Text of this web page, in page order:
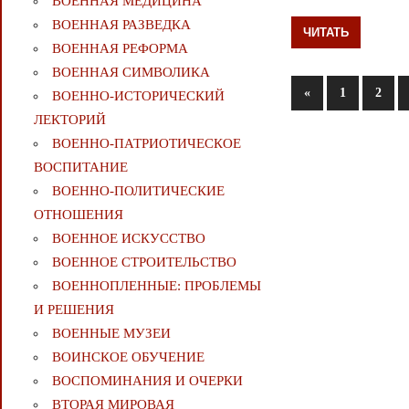
ЧИТАТЬ
«Предыдущие
записи
1 2
ВОЕННАЯ РАЗВЕДКА
ВОЕННАЯ РЕФОРМА
ВОЕННАЯ СИМВОЛИКА
ВОЕННО-ИСТОРИЧЕСКИЙ
ЛЕКТОРИЙ
ВОЕННО-ПАТРИОТИЧЕСКОЕ
ВОСПИТАНИЕ
ВОЕННО-ПОЛИТИЧЕСКИE
ОТНОШЕНИЯ
ВОЕННОЕ ИСКУССТВО
ВОЕННОЕ СТРОИТЕЛЬСТВО
ВОЕННОПЛЕННЫЕ: ПРОБЛЕМЫ
И РЕШЕНИЯ
ВОЕННЫЕ МУЗЕИ
ВОИНСКОЕ ОБУЧЕНИЕ
ВОСПОМИНАНИЯ И ОЧЕРКИ
ВТОРАЯ МИРОВАЯ